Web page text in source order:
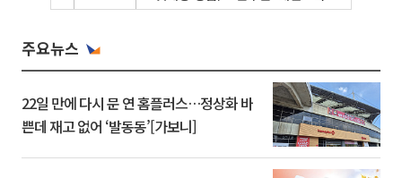
주요뉴스
22일 만에 다시 문 연 홈플러스…정상화 바
쁜데 재고 없어 ‘발동동’[가보니]